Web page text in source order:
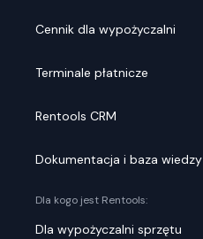
Cennik dla wypożyczalni
Terminale płatnicze
Rentools CRM
Dokumentacja i baza wiedzy
Dla kogo jest Rentools:
Dla wypożyczalni sprzętu